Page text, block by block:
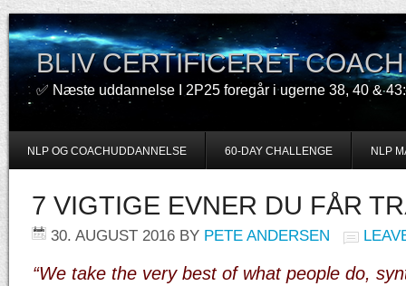
BLIV CERTIFICERET COACH
✅ Næste uddannelse I 2P25 foregår i ugerne 38, 40 & 43:
NLP OG COACHUDDANNELSE 60-DAY CHALLENGE NLP
7 VIGTIGE EVNER DU FÅR
30. AUGUST 2016 BY PETE ANDERSEN
“We take the very best of what people do,